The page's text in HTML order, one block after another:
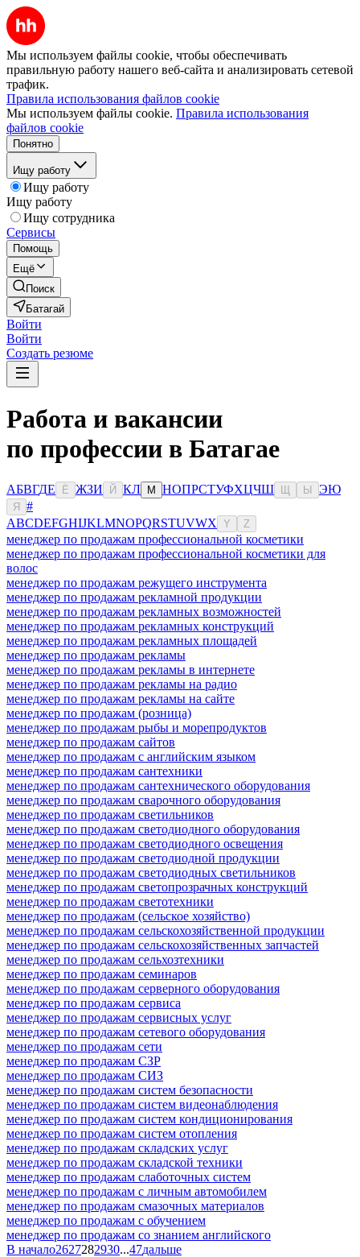
Мы используем файлы cookie, чтобы обеспечивать
правильную работу нашего веб-сайта и анализировать сетевой
трафик.
Правила использования файлов cookie
Мы используем файлы cookie. Правила использования
файлов cookie
Понятно
Ищу работу
Ищу работу
Ищу работу
Ищу сотрудника
Сервисы
Помощь
Ещё
Поиск
Батагай
Войти
Войти
Создать резюме
Работа и вакансии
по профессии в Батагае
АБВГДЕ Ё ЖЗИ Й КЛ М НОПРСТУФХЦЧШ Ы ЭЮ
Я
#
ABCDEFGHIJKLMNOPQRSTUVWX Y Z
менеджер по продажам профессиональной косметики
менеджер по продажам профессиональной косметики для
волос
менеджер по продажам режущего инструмента
менеджер по продажам рекламной продукции
менеджер по продажам рекламных возможностей
менеджер по продажам рекламных конструкций
менеджер по продажам рекламных площадей
менеджер по продажам рекламы
менеджер по продажам рекламы в интернете
менеджер по продажам рекламы на радио
менеджер по продажам рекламы на сайте
менеджер по продажам (розница)
менеджер по продажам рыбы и морепродуктов
менеджер по продажам сайтов
менеджер по продажам с английским языком
менеджер по продажам сантехники
менеджер по продажам сантехнического оборудования
менеджер по продажам сварочного оборудования
менеджер по продажам светильников
менеджер по продажам светодиодного оборудования
менеджер по продажам светодиодного освещения
менеджер по продажам светодиодной продукции
менеджер по продажам светодиодных светильников
менеджер по продажам светопрозрачных конструкций
менеджер по продажам светотехники
менеджер по продажам (сельское хозяйство)
менеджер по продажам сельскохозяйственной продукции
менеджер по продажам сельскохозяйственных запчастей
менеджер по продажам сельхозтехники
менеджер по продажам семинаров
менеджер по продажам серверного оборудования
менеджер по продажам сервиса
менеджер по продажам сервисных услуг
менеджер по продажам сетевого оборудования
менеджер по продажам сети
менеджер по продажам СЗР
менеджер по продажам СИЗ
менеджер по продажам систем безопасности
менеджер по продажам систем видеонаблюдения
менеджер по продажам систем кондиционирования
менеджер по продажам систем отопления
менеджер по продажам складских услуг
менеджер по продажам складской техники
менеджер по продажам слаботочных систем
менеджер по продажам с личным автомобилем
менеджер по продажам смазочных материалов
менеджер по продажам с обучением
менеджер по продажам со знанием английского
В начало2627282930...47дальше